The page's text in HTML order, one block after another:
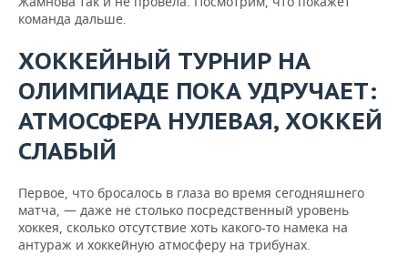
команда дальше.
ХОККЕЙНЫЙ ТУРНИР НА
ОЛИМПИАДЕ ПОКА УДРУЧАЕТ:
АТМОСФЕРА НУЛЕВАЯ, ХОККЕЙ
СЛАБЫЙ
Первое, что бросалось в глаза во время сегодняшнего
матча, — даже не столько посредственный уровень
хоккея, сколько отсутствие хоть какого-то намека на
антураж и хоккейную атмосферу на трибунах.